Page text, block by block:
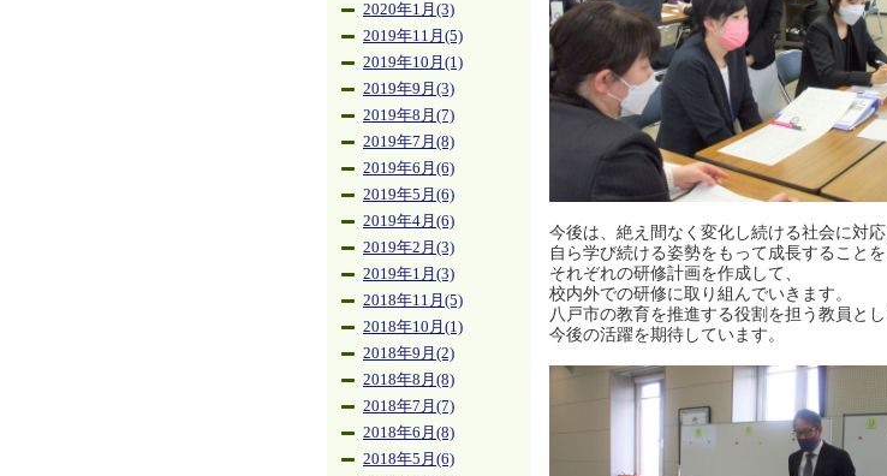
2020年1月(3)
2019年11月(5)
2019年10月(1)
2019年9月(3)
2019年8月(7)
2019年7月(8)
2019年6月(6)
2019年5月(6)
2019年4月(6)
2019年2月(3)
2019年1月(3)
2018年11月(5)
2018年10月(1)
2018年9月(2)
2018年8月(8)
2018年7月(7)
2018年6月(8)
2018年5月(6)
今後は、絶え間なく変化し続ける社会に対応
自ら学び続ける姿勢をもって成長することを
それぞれの研修計画を作成して、
校内外での研修に取り組んでいきます。
八戸市の教育を推進する役割を担う教員と
今後の活躍を期待しています。